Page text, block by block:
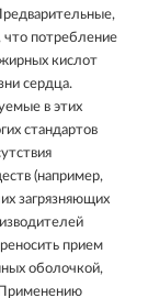
что потребление
кислот
сердца.
в этих
стандартов
(например,
загрязняющих
прием
оболочкой,